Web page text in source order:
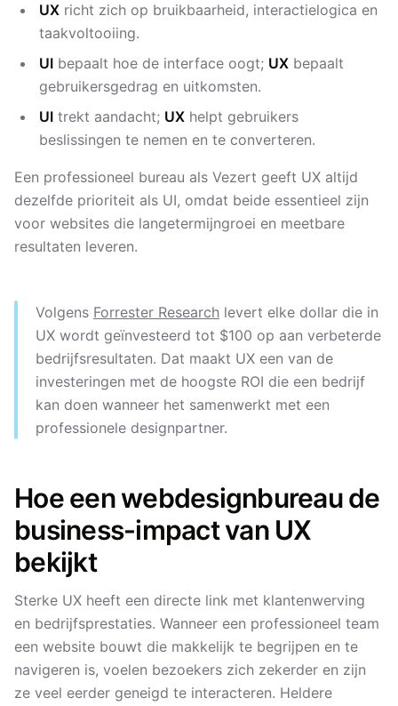
UX richt zich op bruikbaarheid, interactielogica en
taakvoltooiing.
UI bepaalt hoe de interface oogt; UX bepaalt
gebruikersgedrag en uitkomsten.
UI trekt aandacht; UX helpt gebruikers
beslissingen te nemen en te converteren.
Een professioneel bureau als Vezert geeft UX altijd
dezelfde prioriteit als UI, omdat beide essentieel zijn
voor websites die langetermijngroei en meetbare
resultaten leveren.
Volgens Forrester Research levert elke dollar die in
UX wordt geïnvesteerd tot $100 op aan verbeterde
bedrijfsresultaten. Dat maakt UX een van de
investeringen met de hoogste ROI die een bedrijf
kan doen wanneer het samenwerkt met een
professionele designpartner.
Hoe een webdesignbureau de
business-impact van UX
bekijkt
Sterke UX heeft een directe link met klantenwerving
en bedrijfsprestaties. Wanneer een professioneel team
een website bouwt die makkelijk te begrijpen en te
navigeren is, voelen bezoekers zich zekerder en zijn
ze veel eerder geneigd te interacteren. Heldere